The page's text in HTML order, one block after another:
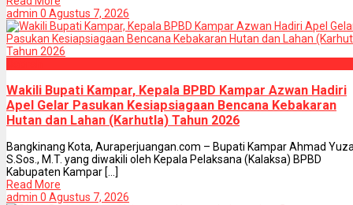
admin 0 Agustus 7, 2026
Wakili Bupati Kampar, Kepala BPBD Kampar Azwan Hadiri
Apel Gelar Pasukan Kesiapsiagaan Bencana Kebakaran
Hutan dan Lahan (Karhutla) Tahun 2026
Bangkinang Kota, Auraperjuangan.com – Bupati Kampar Ahmad
S.Sos., M.T. yang diwakili oleh Kepala Pelaksana (Kalaksa) BPBD
Kabupaten Kampar [...]
Read More
admin 0 Agustus 7, 2026